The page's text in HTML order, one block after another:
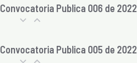
Convocatoria Publica 006 de 2022
Convocatoria Publica 005 de 2022